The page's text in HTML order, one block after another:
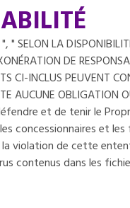
" SELON LA
DE
CI-INCLUS PEUVENT
AUCUNE OBLIGATION
et de tenir le
concessionnaires et
violation de cette
contenus dans les